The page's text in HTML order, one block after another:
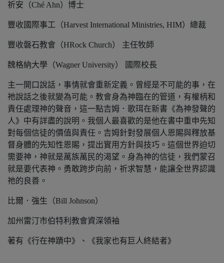
祈安（Ché Ahn）博士
豐收國際事工（Harvest International Ministries, HIM）總裁
豐收磐石教會（HRock Church） 主任牧師
魏格納大學（Wagner University） 國際校長
主一開口說話，事情就會重新定義。曾經是不可能的事，在
祂說話之後就變為可能。教會身為神臨在的管道，有權柄和
責任處理神的聲音，這一點吉姆．歌珥在新書《為神發聲的
人》中有詳盡的說明。我個人最喜歡的是他在書中重申先知
對每個信徒的價值與責任。吉姆針對發展個人恩賜與釋放基
督身體的先知性恩賜，提出實用方針與技巧。這個世界迫切
需要神，神就是萬族萬民的渴望。身為神的信徒，我們蒙召
就是要代表神。勇敢跨步向前，祈求智慧，能讓全世界認識
祂的良善。
比爾．強生（Bill Johnson）
加州雷汀市伯特利教會資深領袖
著有《行在神蹟中》、《我家也有巨人終結者》